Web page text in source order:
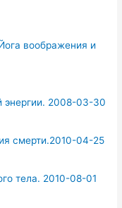
воображения и
энергии. 2008-03-30
смерти.2010-04-25
тела. 2010-08-01